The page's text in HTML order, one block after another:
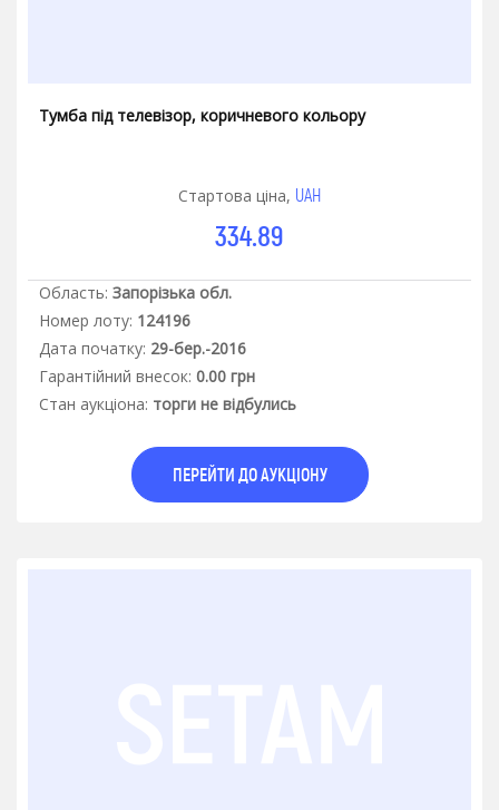
Тумба під телевізор, коричневого кольору
Стартова ціна, UAH
334.89
Область: Запорізька обл.
Номер лоту: 124196
Дата початку: 29-бер.-2016
Гарантiйний внесок: 0.00 грн
Стан аукцiона: торги не відбулись
ПЕРЕЙТИ ДО АУКЦІОНУ